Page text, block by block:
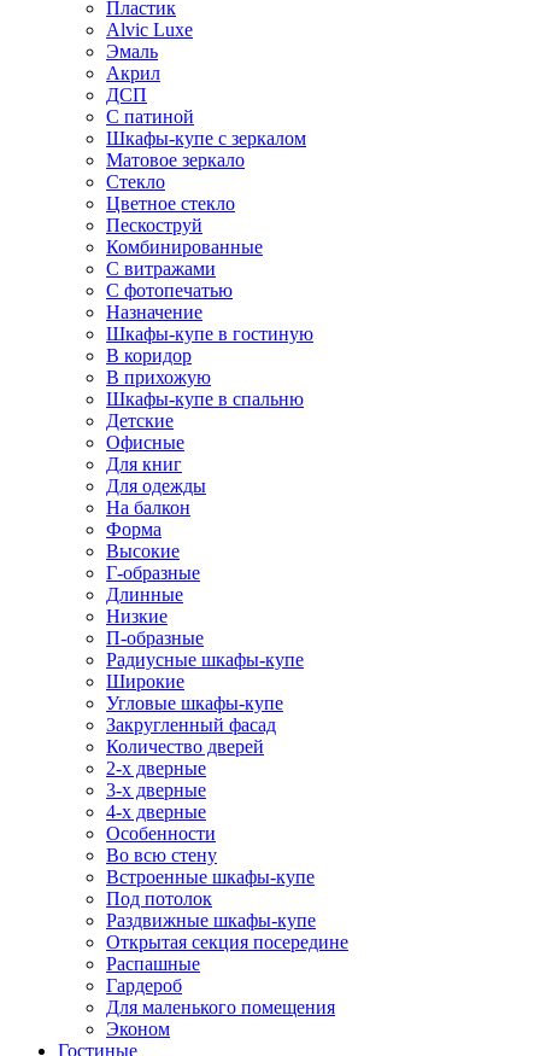
Пластик
Alvic Luxe
Эмаль
Акрил
ДСП
С патиной
Шкафы-купе с зеркалом
Матовое зеркало
Стекло
Цветное стекло
Пескоструй
Комбинированные
С витражами
С фотопечатью
Назначение
Шкафы-купе в гостиную
В коридор
В прихожую
Шкафы-купе в спальню
Детские
Офисные
Для книг
Для одежды
На балкон
Форма
Высокие
Г-образные
Длинные
Низкие
П-образные
Радиусные шкафы-купе
Широкие
Угловые шкафы-купе
Закругленный фасад
Количество дверей
2-х дверные
3-х дверные
4-х дверные
Особенности
Во всю стену
Встроенные шкафы-купе
Под потолок
Раздвижные шкафы-купе
Открытая секция посередине
Распашные
Гардероб
Для маленького помещения
Эконом
Гостиные